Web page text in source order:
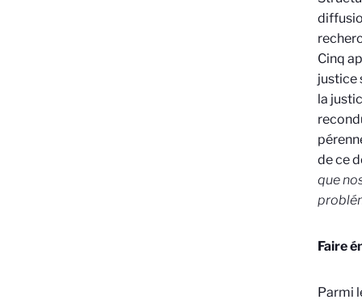
Cinq
justice
la
de ce
que
Faire
Parmi